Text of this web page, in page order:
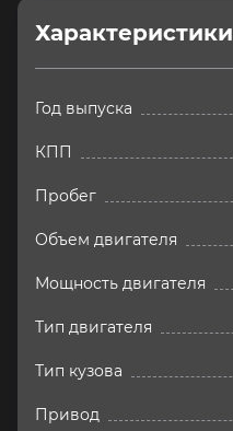
Характеристики
Год выпуска
КПП
Пробег
Объем двигателя
Мощность двигателя
Тип двигателя
Тип кузова
Привод